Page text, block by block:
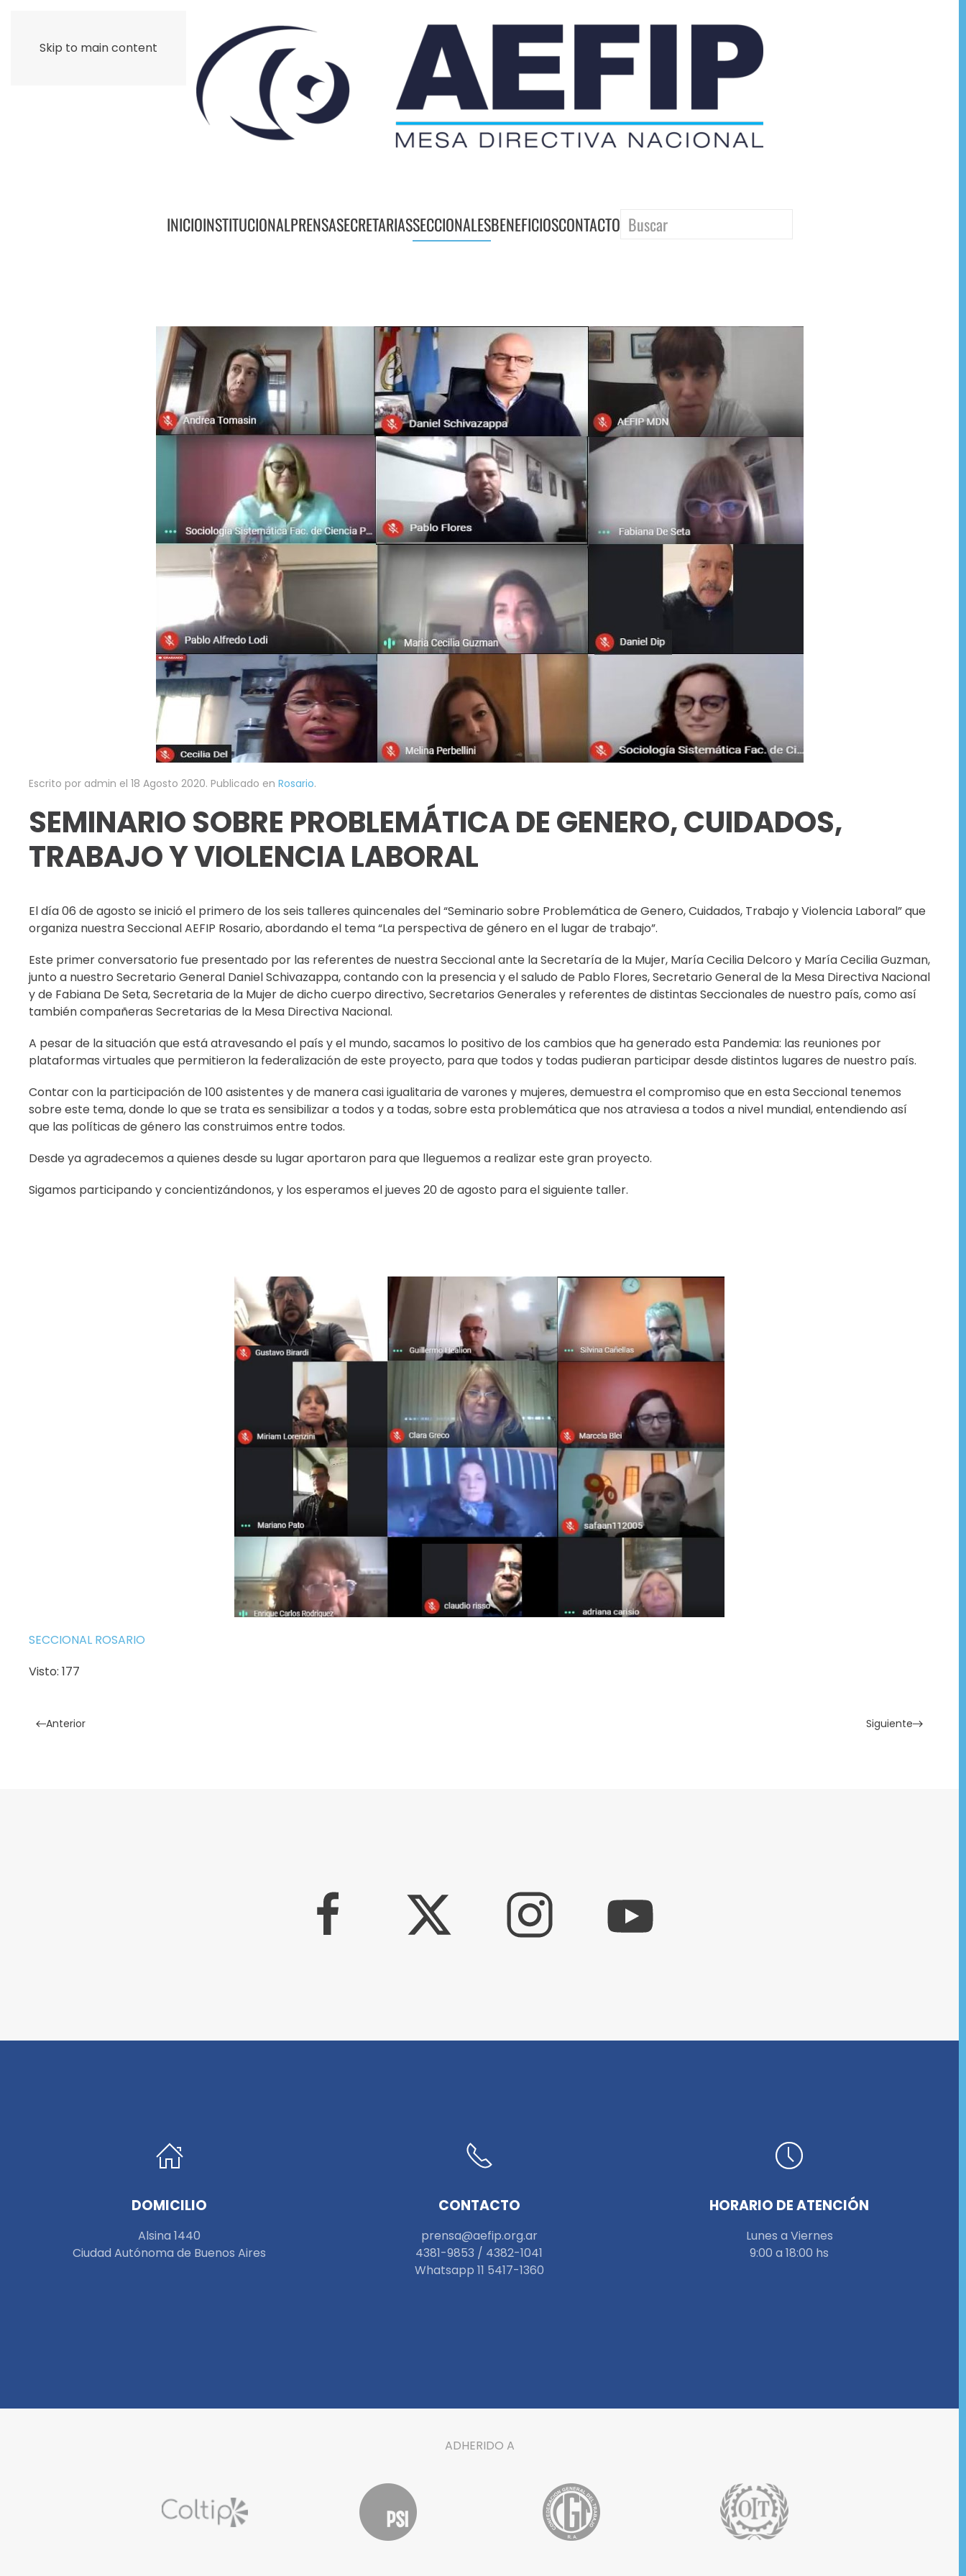
Skip to main content
INICIOINSTITUCIONALPRENSASECRETARIASSECCIONALESBENEFICIOSCONTACTO
Escrito por admin el 18 Agosto 2020. Publicado en Rosario.
SEMINARIO SOBRE PROBLEMÁTICA DE GENERO, CUIDADOS,
TRABAJO Y VIOLENCIA LABORAL
El día 06 de agosto se inició el primero de los seis talleres quincenales del “Seminario sobre Problemática de Genero, Cuidados, Trabajo y Violencia Laboral” que
organiza nuestra Seccional AEFIP Rosario, abordando el tema “La perspectiva de género en el lugar de trabajo”.
Este primer conversatorio fue presentado por las referentes de nuestra Seccional ante la Secretaría de la Mujer, María Cecilia Delcoro y María Cecilia Guzman,
junto a nuestro Secretario General Daniel Schivazappa, contando con la presencia y el saludo de Pablo Flores, Secretario General de la Mesa Directiva Nacional
y de Fabiana De Seta, Secretaria de la Mujer de dicho cuerpo directivo, Secretarios Generales y referentes de distintas Seccionales de nuestro país, como así
también compañeras Secretarias de la Mesa Directiva Nacional.
A pesar de la situación que está atravesando el país y el mundo, sacamos lo positivo de los cambios que ha generado esta Pandemia: las reuniones por
plataformas virtuales que permitieron la federalización de este proyecto, para que todos y todas pudieran participar desde distintos lugares de nuestro país.
Contar con la participación de 100 asistentes y de manera casi igualitaria de varones y mujeres, demuestra el compromiso que en esta Seccional tenemos
sobre este tema, donde lo que se trata es sensibilizar a todos y a todas, sobre esta problemática que nos atraviesa a todos a nivel mundial, entendiendo así
que las políticas de género las construimos entre todos.
Desde ya agradecemos a quienes desde su lugar aportaron para que lleguemos a realizar este gran proyecto.
Sigamos participando y concientizándonos, y los esperamos el jueves 20 de agosto para el siguiente taller.
SECCIONAL ROSARIO
Visto: 177
Anterior Siguiente
DOMICILIO
Alsina 1440
Ciudad Autónoma de Buenos Aires
CONTACTO
prensa@aefip.org.ar
4381-9853 / 4382-1041
Whatsapp 11 5417-1360
HORARIO DE ATENCIÓN
Lunes a Viernes
9:00 a 18:00 hs
ADHERIDO A